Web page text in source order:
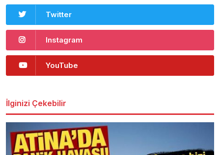
Twitter
Instagram
YouTube
İlginizi Çekebilir